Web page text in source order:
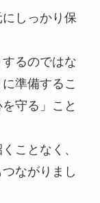
しっかり保
るのではな
準備するこ
守る」こと
ことなく、
ながりまし